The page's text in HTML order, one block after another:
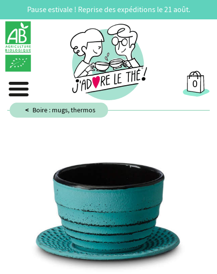
Pause estivale ! Reprise des expéditions le 21 août.
0
Boire : mugs, thermos